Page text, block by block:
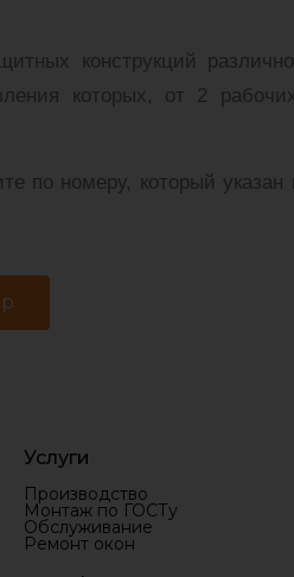
конструкций
которых, от 2
по номеру, который
Услуги
Производство
Монтаж по ГОСТу
Обслуживание
Ремонт окон